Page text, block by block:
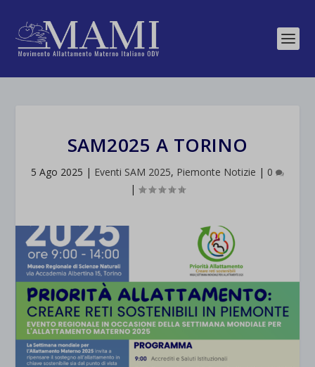
SAM2025 A TORINO
5 Ago 2025 | Eventi SAM 2025, Piemonte Notizie | 0
|